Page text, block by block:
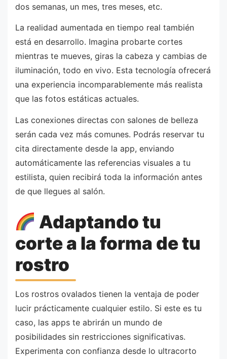
dos semanas, un mes, tres meses, etc.
La realidad aumentada en tiempo real también
está en desarrollo. Imagina probarte cortes
mientras te mueves, giras la cabeza y cambias de
iluminación, todo en vivo. Esta tecnología ofrecerá
una experiencia incomparablemente más realista
que las fotos estáticas actuales.
Las conexiones directas con salones de belleza
serán cada vez más comunes. Podrás reservar tu
cita directamente desde la app, enviando
automáticamente las referencias visuales a tu
estilista, quien recibirá toda la información antes
de que llegues al salón.
Adaptando tu
corte a la forma de tu
rostro
Los rostros ovalados tienen la ventaja de poder
lucir prácticamente cualquier estilo. Si este es tu
caso, las apps te abrirán un mundo de
posibilidades sin restricciones significativas.
Experimenta con confianza desde lo ultracorto